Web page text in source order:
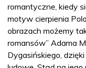
romantyczne, kiedy
motyw cierpienia
obrazach możemy
romansów” Adama
Dygasińskiego,